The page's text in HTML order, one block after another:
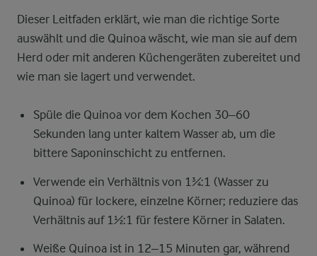
Dieser Leitfaden erklärt, wie man die richtige Sorte
auswählt und die Quinoa wäscht, wie man sie auf dem
Herd oder mit anderen Küchengeräten zubereitet und
wie man sie lagert und verwendet.
Spüle die Quinoa vor dem Kochen 30–60
Sekunden lang unter kaltem Wasser ab, um die
bittere Saponinschicht zu entfernen.
Verwende ein Verhältnis von 1¾:1 (Wasser zu
Quinoa) für lockere, einzelne Körner; reduziere das
Verhältnis auf 1½:1 für festere Körner in Salaten.
Weiße Quinoa ist in 12–15 Minuten gar, während